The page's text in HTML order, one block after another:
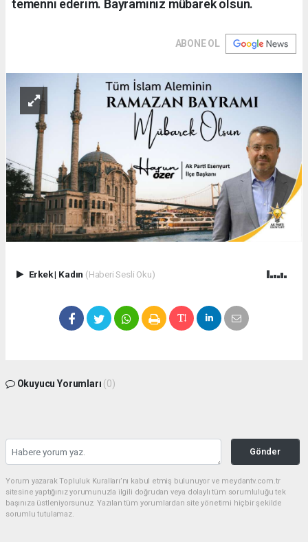
temenni ederim. Bayramınız mübarek olsun.
ABONE OL
Erkek| Kadın (Haberi Sesli Oku)
Okuyucu Yorumları (0)
Gönder
Yorum yazarak Topluluk Kuralları’nı kabul etmiş bulunuyor ve meydantv.com.tr
sitesine yaptığınız yorumunuzla ilgili doğrudan veya dolaylı tüm sorumluluğu tek
başınıza üstleniyorsunuz. Yazılan tüm yorumlardan site yönetimi hiçbir şekilde
sorumlu tutulamaz.